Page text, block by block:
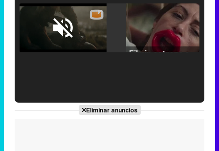
Unmute /
Loaded:
25.30%
'120 Minutos' celebra sus 2.000 programas en Telemadrid con un vídeo del día a día en la redacción
Eliminar anuncios